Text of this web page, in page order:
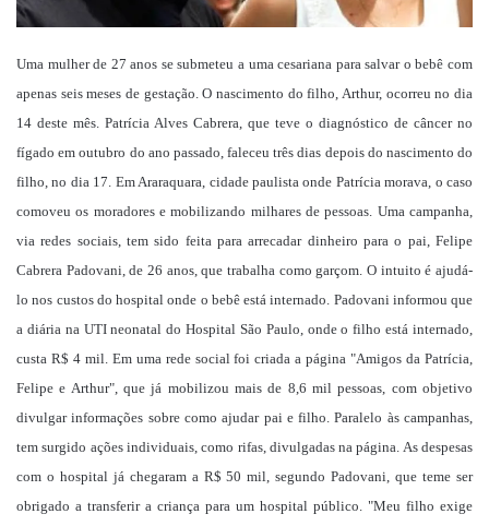
Uma mulher de 27 anos se submeteu a uma cesariana para salvar o bebê com
apenas seis meses de gestação. O nascimento do filho, Arthur, ocorreu no dia
14 deste mês. Patrícia Alves Cabrera, que teve o diagnóstico de câncer no
fígado em outubro do ano passado, faleceu três dias depois do nascimento do
filho, no dia 17. Em Araraquara, cidade paulista onde Patrícia morava, o caso
comoveu os moradores e mobilizando milhares de pessoas. Uma campanha,
via redes sociais, tem sido feita para arrecadar dinheiro para o pai, Felipe
Cabrera Padovani, de 26 anos, que trabalha como garçom. O intuito é ajudá-
lo nos custos do hospital onde o bebê está internado. Padovani informou que
a diária na UTI neonatal do Hospital São Paulo, onde o filho está internado,
custa R$ 4 mil. Em uma rede social foi criada a página "Amigos da Patrícia,
Felipe e Arthur", que já mobilizou mais de 8,6 mil pessoas, com objetivo
divulgar informações sobre como ajudar pai e filho. Paralelo às campanhas,
tem surgido ações individuais, como rifas, divulgadas na página. As despesas
com o hospital já chegaram a R$ 50 mil, segundo Padovani, que teme ser
obrigado a transferir a criança para um hospital público. "Meu filho exige